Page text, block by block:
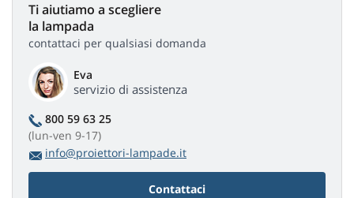
Ti aiutiamo a scegliere
la lampada
contattaci per qualsiasi domanda
Eva
servizio di assistenza
800 59 63 25
(lun-ven 9-17)
info@proiettori-lampade.it
Contattaci